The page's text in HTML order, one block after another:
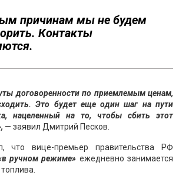
причинам мы не будем
Контакты
договоренности по приемлемым ценам,
Это будет еще один шаг на пути
нацеленный на то, чтобы сбить этот
— заявил Дмитрий Песков.
что вице-премьер правительства РФ
ручном режиме» ежедневно занимается